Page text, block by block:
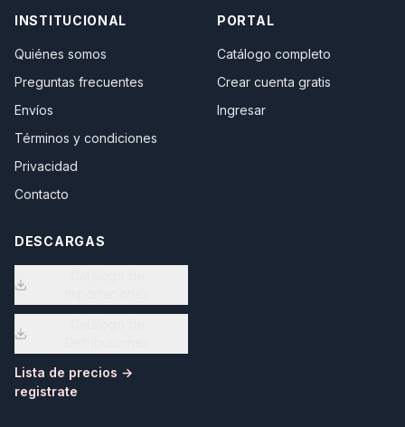
INSTITUCIONAL
Quiénes somos
Preguntas frecuentes
Envíos
Términos y condiciones
Privacidad
Contacto
PORTAL
Catálogo completo
Crear cuenta gratis
Ingresar
DESCARGAS
Lista de precios →
registrate